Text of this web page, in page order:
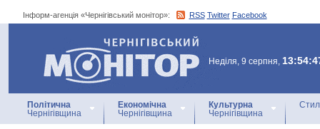
Інформ-агенція «Чернігівський монітор»: RSS Twitter Facebook
Інформ-агенція
«Чернігівський монітор»
Неділя, 9 серпня,
Політична
Чернігівщина
Економічна
Чернігівщина
Культурна
Чернігівщина